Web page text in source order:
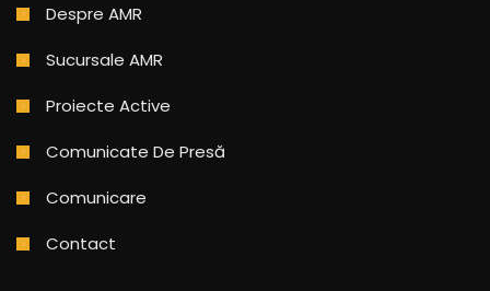
Despre AMR
Sucursale AMR
Proiecte Active
Comunicate De Presă
Comunicare
Contact